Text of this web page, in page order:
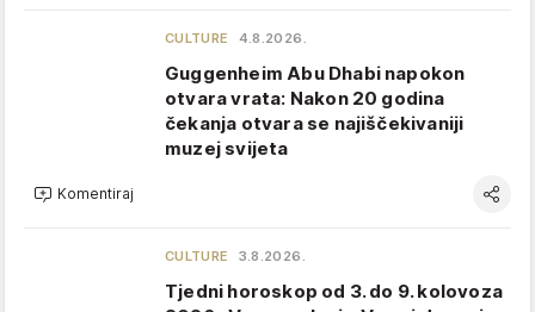
CULTURE 4.8.2026.
Guggenheim Abu Dhabi napokon
otvara vrata: Nakon 20 godina
čekanja otvara se najiščekivaniji
muzej svijeta
Komentiraj
CULTURE 3.8.2026.
Tjedni horoskop od 3. do 9. kolovoza